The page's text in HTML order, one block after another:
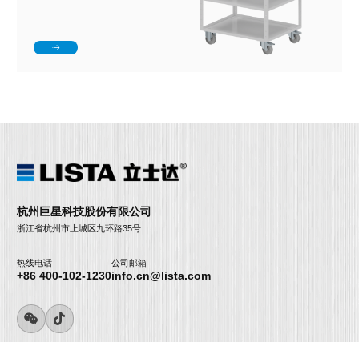
杭州巨星科技股份有限公司
浙江省杭州市上城区九环路35号
热线电话
+86 400-102-1230
公司邮箱
info.cn@lista.com